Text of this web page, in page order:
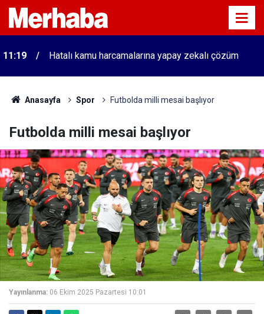
11:19 Hatalı kamu harcamalarına yapay zekalı çözüm
Anasayfa Spor Futbolda milli mesai başlıyor
Futbolda milli mesai başlıyor
Yayınlanma: 06 Ekim 2025 Pazartesi 10:01